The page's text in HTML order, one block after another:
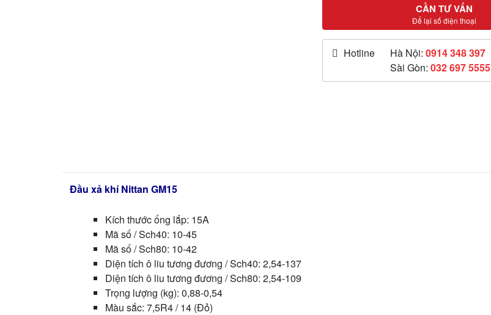
CẦN TƯ VẤN
Để lại số điện thoại
Hotline Hà Nội:0914 348 397
Sài Gòn:032 697 5555
Đầu xả khí Nittan GM15
Kích thước ống lắp: 15A
Mã số / Sch40: 10-45
Mã số / Sch80: 10-42
Diện tích ô liu tương đương / Sch40: 2,54-137
Diện tích ô liu tương đương / Sch80: 2,54-109
Trọng lượng (kg): 0,88-0,54
Màu sắc: 7,5R4 / 14 (Đỏ)